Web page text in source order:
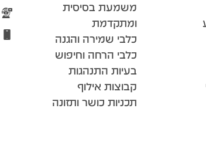
משמעת בסיסית
ומתקדמת
כלבי שמירה והגנה
כלבי הרחה וחיפוש
בעיות התנהגות
קבוצות אילוף
תכניות כושר ותזונה